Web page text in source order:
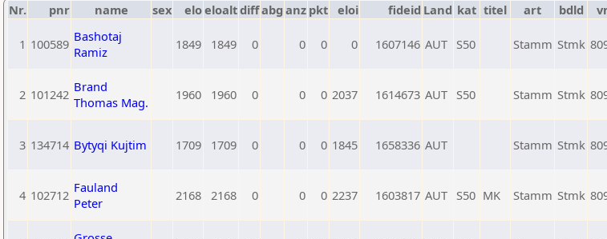
Nr. pnr name sex eloeloaltdiffabg anz pkt eloi fideid Land kat titel art bdld
1 100589 Bashotaj
Ramiz
1849 1849 0 0 0 0 1607146 AUT S50 Stamm Stmk
2 101242 Brand
Thomas Mag.
1960 1960 0 0 0 2037 1614673 AUT S50 Stamm Stmk
3 134714 Bytyqi Kujtim 1709 1709 0 0 0 1845 1658336 AUT Stamm Stmk
4 102712 Fauland
Peter
2168 2168 0 0 0 2237 1603817 AUT S50 MK Stamm Stmk